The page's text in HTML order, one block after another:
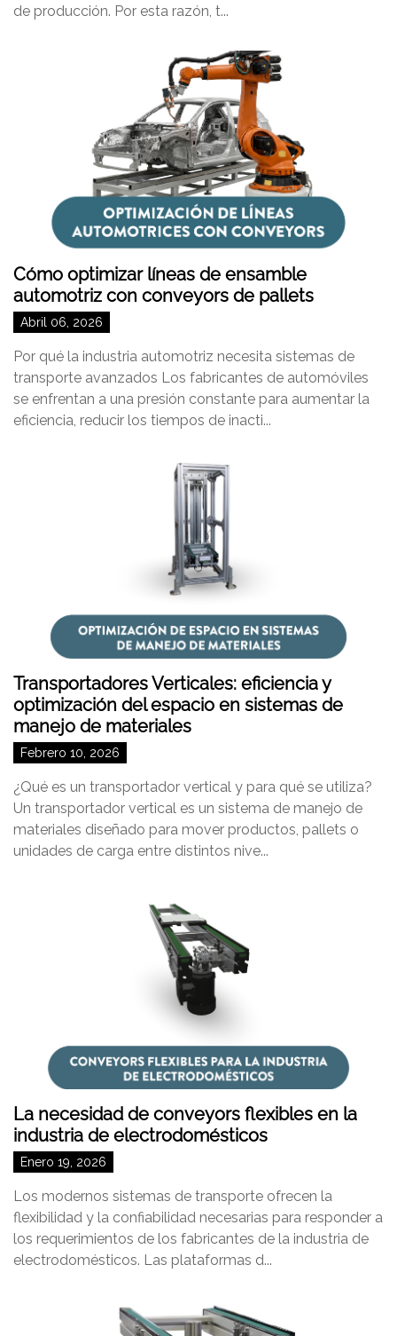
de producción. Por esta razón, t...
Cómo optimizar líneas de ensamble
automotriz con conveyors de pallets
Abril 06, 2026
Por qué la industria automotriz necesita sistemas de
transporte avanzados Los fabricantes de automóviles
se enfrentan a una presión constante para aumentar la
eficiencia, reducir los tiempos de inacti...
Transportadores Verticales: eficiencia y
optimización del espacio en sistemas de
manejo de materiales
Febrero 10, 2026
¿Qué es un transportador vertical y para qué se utiliza?
Un transportador vertical es un sistema de manejo de
materiales diseñado para mover productos, pallets o
unidades de carga entre distintos nive...
La necesidad de conveyors flexibles en la
industria de electrodomésticos
Enero 19, 2026
Los modernos sistemas de transporte ofrecen la
flexibilidad y la confiabilidad necesarias para responder a
los requerimientos de los fabricantes de la industria de
electrodomésticos. Las plataformas d...